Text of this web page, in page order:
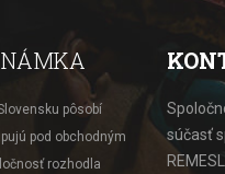
pôsobí
pod obchodným
rozhodla
súčasť